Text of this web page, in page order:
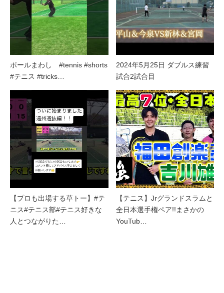
ポールまわし #tennis #shorts
#テニス #tricks…
2024年5月25日 ダブルス練習
試合2試合目
【プロも出場する草トー】#テ
ニス#テニス部#テニス好きな
人とつながりた…
【テニス】Jrグランドスラムと
全日本選手権ペア!!まさかの
YouTub…